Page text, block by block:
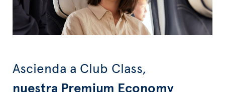
Ascienda a Club Class,
nuestra Premium Economy